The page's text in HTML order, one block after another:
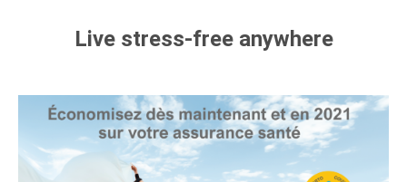
Live stress-free anywhere